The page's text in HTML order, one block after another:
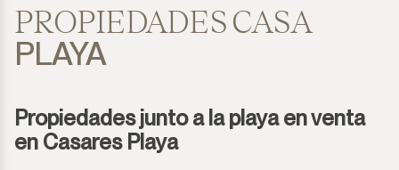
PROPIEDADES CASA
PLAYA
Propiedades junto a la playa en venta
en Casares Playa